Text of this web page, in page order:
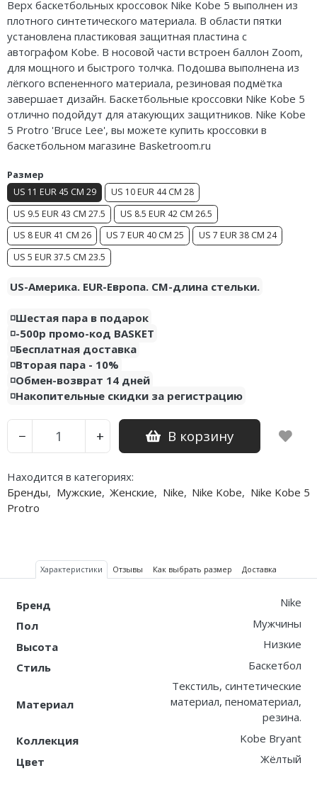
Верх баскетбольных кроссовок Nike Kobe 5 выполнен из
плотного синтетического материала. В области пятки
установлена пластиковая защитная пластина с
автографом Kobe. В носовой части встроен баллон Zoom,
для мощного и быстрого толчка. Подошва выполнена из
лёгкого вспененного материала, резиновая подмётка
завершает дизайн. Баскетбольные кроссовки Nike Kobe 5
отлично подойдут для атакующих защитников. Nike Kobe
5 Protro 'Bruce Lee', вы можете купить кроссовки в
баскетбольном магазине Basketroom.ru
Размер
US 11 EUR 45 CM 29
US 10 EUR 44 CM 28
US 9.5 EUR 43 CM 27.5
US 8.5 EUR 42 CM 26.5
US 8 EUR 41 CM 26
US 7 EUR 40 CM 25
US 7 EUR 38 CM 24
US 5 EUR 37.5 CM 23.5
US-Америка. EUR-Европа. CM-длина стельки.
◽️Шестая пара в подарок
◽️-500р промо-код BASKET
◽️Бесплатная доставка
◽️Вторая пара - 10%
◽️Обмен-возврат 14 дней
◽️Накопительные скидки за регистрацию
− + В корзину
Находится в категориях:
Бренды, Мужские, Женские, Nike, Nike Kobe, Nike Kobe 5
Protro
Характеристики Отзывы Как выбрать размер Доставка
Бренд
Nike
Пол
Мужчины
Высота
Низкие
Стиль
Баскетбол
Материал
Текстиль, синтетические
материал, пеноматериал,
резина.
Коллекция
Kobe Bryant
Цвет
Жёлтый
Air Jordan 5
Air Jordan 6
Air Jordan 7
Air Jordan 10
Air Jordan 11
Air Jordan 13
Air Jordan 14
Air Jordan 15
Air Jordan 23
Nike Air Deldon
Nike Sabrina
Nike A’ja
Nike ST
Nike GT
Nike Book
Nike LeBron
Nike Kyrie
Nike Freak
Nike KD
Nike PG
Nike Kobe
Nike Uptempo
Nike Foamposite